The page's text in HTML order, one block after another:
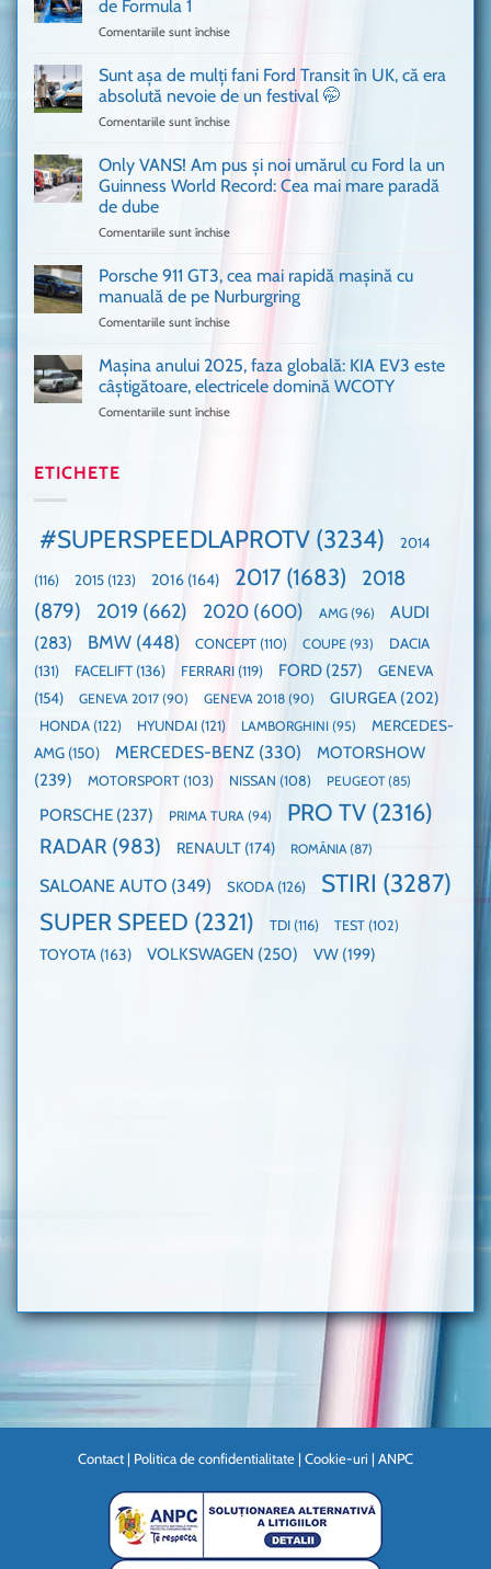
văzut
de Formula 1
Comentariile sunt închise
a
în
mașină
Ferrari
Sunt așa de mulți fani Ford Transit în UK, că era
absolută nevoie de un festival 🤭
Comentariile sunt închise
așa
mulți
în
UK,
nevoie
de
Only VANS! Am pus și noi umărul cu Ford la un
Guinness World Record: Cea mai mare paradă
de dube
Comentariile sunt închise
VANS!
Am
pus
umărul
cu
mai
mare
paradă
de
dube
Porsche 911 GT3, cea mai rapidă mașină cu
manuală de pe Nurburgring
Comentariile sunt închise
911
GT3,
cea
pe
Nurburgring
Mașina anului 2025, faza globală: KIA EV3 este
câștigătoare, electricele domină WCOTY
Comentariile sunt închise
EV3
câștigătoare,
domină
WCOTY
ETICHETE
#SUPERSPEEDLAPROTV (3234) 2014
(116) 2015 (123) 2016 (164) 2017 (1683)
2018
(879)
2019 (662) 2020 (600) AMG (96)
AUDI
(283)
BMW (448) CONCEPT (110) COUPE (93)
DACIA
(131)
FACELIFT (136) FERRARI (119) FORD (257)
GENEVA
(154)
GENEVA 2017 (90) GENEVA 2018 (90) GIURGEA (202)
HONDA (122) HYUNDAI (121) LAMBORGHINI (95)
MERCEDES-
AMG (150) MERCEDES-BENZ (330)
MOTORSHOW
(239)
MOTORSPORT (103) NISSAN (108) PEUGEOT(85)
PORSCHE (237) PRIMA TURA (94) PRO TV (2316)
RADAR (983) RENAULT (174) ROMÂNIA (87)
SALOANE AUTO (349) SKODA (126) STIRI (3287)
SUPER SPEED (2321) TDI (116) TEST (102)
TOYOTA (163) VOLKSWAGEN (250) VW (199)
Contact | Politica de confidentialitate | Cookie-uri | ANPC